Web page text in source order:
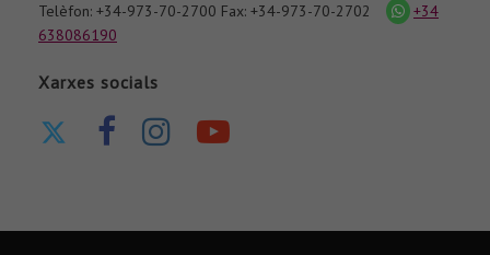
Telèfon: +34-973-70-2700 Fax: +34-973-70-2702
icona
whatsapp
+34
638086190
Xarxes socials
Twitter
páginapágina
Nuestro
Youtube